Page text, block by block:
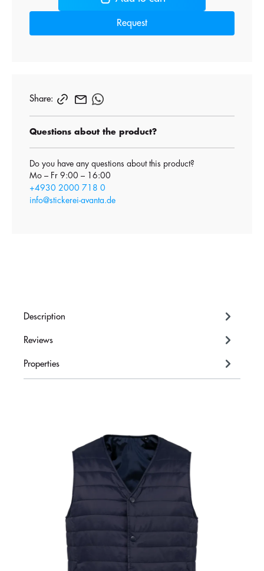
Request
Share:
Questions about the product?
Do you have any questions about this product?
Mo – Fr 9:00 – 16:00
+4930 2000 718 0
info@stickerei-avanta.de
Description
Reviews
Properties